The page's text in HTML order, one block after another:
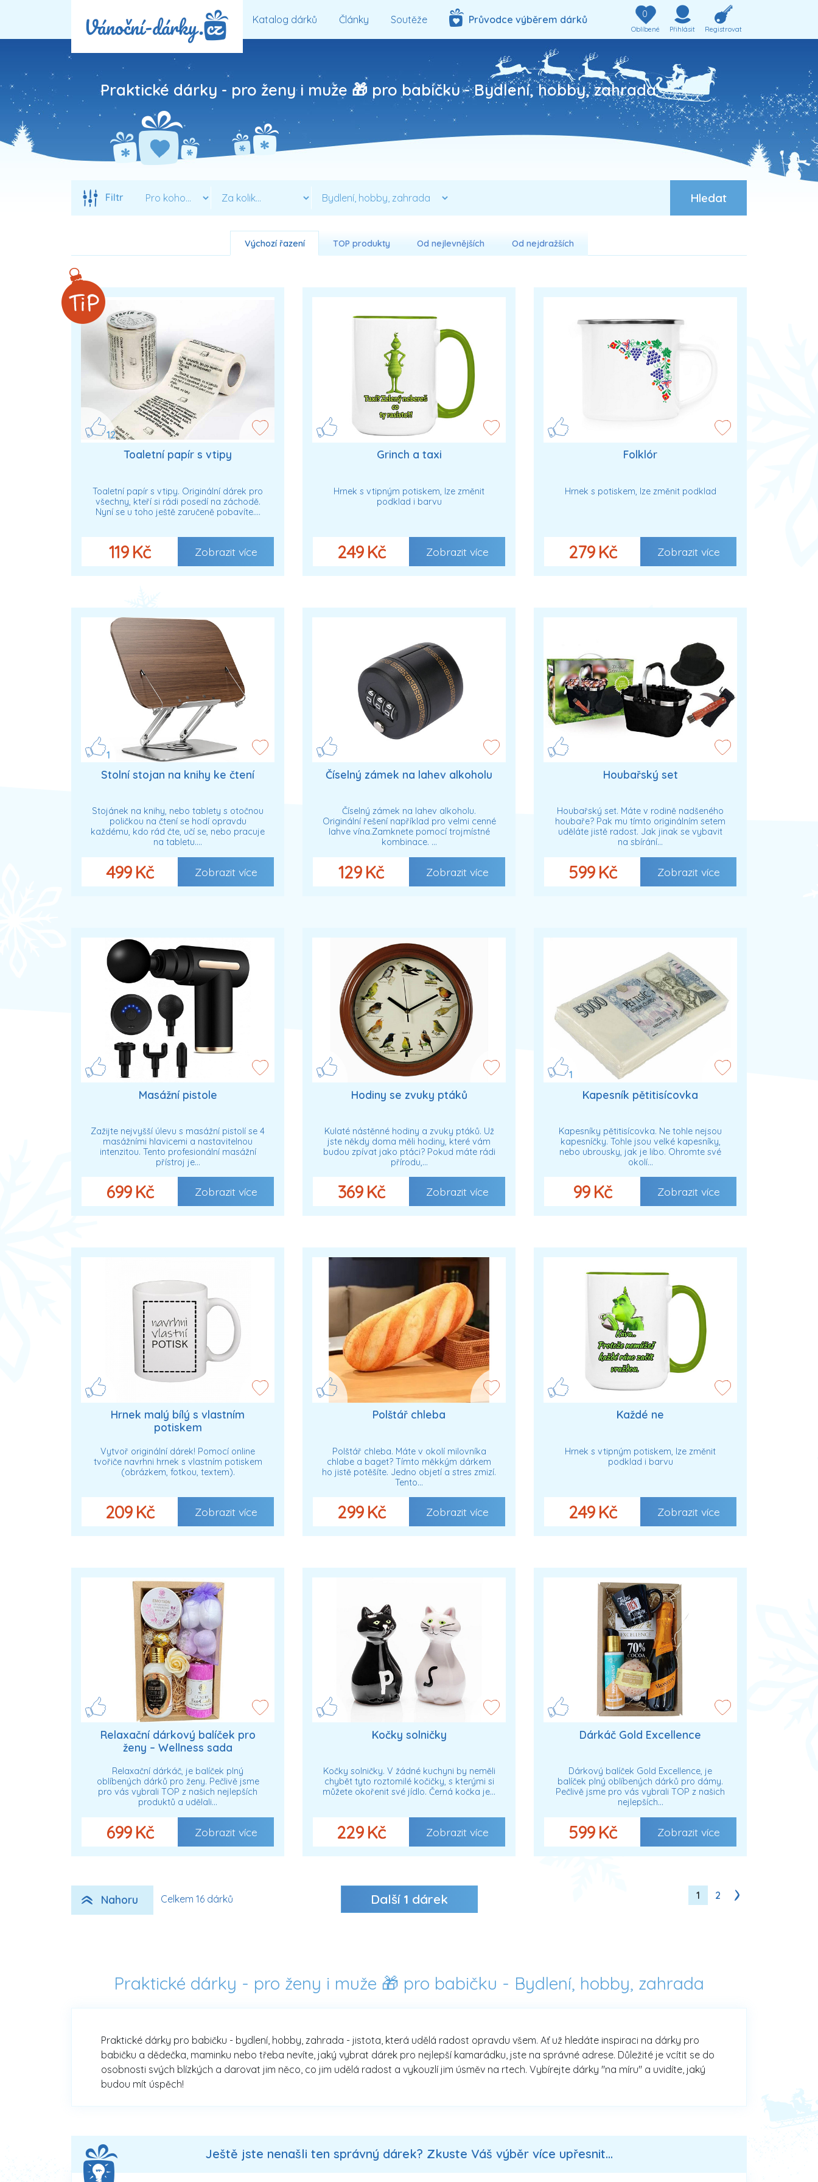
Katalog dárků Články Soutěže Průvodce výběrem dárků 0
Oblíbené Přihlásit Registrovat
Praktické dárky - pro ženy i muže 🎁 pro babičku -Bydlení, hobby, zahrada
Filtr
Výchozí řazení TOP produkty Od nejlevnějších Od nejdražších
12
Toaletní papír s vtipy
Toaletní papír s vtipy. Originální dárek pro
všechny, kteří si rádi posedí na záchodě.
Nyní se u toho ještě zaručeně pobavíte.…
119 Kč Zobrazit více
Grinch a taxi
Hrnek s vtipným potiskem, lze změnit
podklad i barvu
249 Kč Zobrazit více
Folklór
Hrnek s potiskem, lze změnit podklad
279 Kč Zobrazit více
1
Stolní stojan na knihy ke čtení
Stojánek na knihy, nebo tablety s otočnou
poličkou na čtení se hodí opravdu
každému, kdo rád čte, učí se, nebo pracuje
na tabletu.…
499 Kč Zobrazit více
Číselný zámek na lahev alkoholu
Číselný zámek na lahev alkoholu.
Originální řešení například pro velmi cenné
lahve vína.Zamknete pomocí trojmístné
kombinace. …
129 Kč Zobrazit více
Houbařský set
Houbařský set. Máte v rodině nadšeného
houbaře? Pak mu tímto originálním setem
uděláte jistě radost. Jak jinak se vybavit
na sbírání…
599 Kč Zobrazit více
Masážní pistole
Zažijte nejvyšší úlevu s masážní pistolí se 4
masážními hlavicemi a nastavitelnou
intenzitou. Tento profesionální masážní
přístroj je…
699 Kč Zobrazit více
Hodiny se zvuky ptáků
Kulaté nástěnné hodiny a zvuky ptáků. Už
jste někdy doma měli hodiny, které vám
budou zpívat jako ptáci? Pokud máte rádi
přírodu,…
369 Kč Zobrazit více
1
Kapesník pětitisícovka
Kapesníky pětitisícovka. Ne tohle nejsou
kapesníčky. Tohle jsou velké kapesníky,
nebo ubrousky, jak je libo. Ohromte své
okolí…
99 Kč Zobrazit více
Hrnek malý bílý s vlastním
potiskem
Vytvoř originální dárek! Pomocí online
tvořiče navrhni hrnek s vlastním potiskem
(obrázkem, fotkou, textem).
209 Kč Zobrazit více
Polštář chleba
Polštář chleba. Máte v okolí milovníka
chlabe a baget? Tímto měkkým dárkem
ho jistě potěšíte. Jedno objetí a stres zmizí.
Tento…
299 Kč Zobrazit více
Každé ne
Hrnek s vtipným potiskem, lze změnit
podklad i barvu
249 Kč Zobrazit více
Relaxační dárkový balíček pro
ženy – Wellness sada
Relaxační dárkáč, je balíček plný
oblíbených dárků pro ženy. Pečlivě jsme
pro vás vybrali TOP z našich nejlepších
produktů a udělali…
699 Kč Zobrazit více
Kočky solničky
Kočky solničky. V žádné kuchyni by neměli
chybět tyto roztomilé kočičky, s kterými si
můžete okořenit své jídlo. Černá kočka je…
229 Kč Zobrazit více
Dárkáč Gold Excellence
Dárkový balíček Gold Excellence, je
balíček plný oblíbených dárků pro dámy.
Pečlivě jsme pro vás vybrali TOP z našich
nejlepších…
599 Kč Zobrazit více
Nahoru Celkem 16 dárků Další 1 dárek 1 2
Praktické dárky - pro ženy i muže 🎁 pro babičku - Bydlení, hobby, zahrada
Praktické dárky pro babičku - bydlení, hobby, zahrada - jistota, která udělá radost opravdu všem. Ať už hledáte inspiraci na dárky pro
babičku a dědečka, maminku nebo třeba nevíte, jaký vybrat dárek pro nejlepší kamarádku, jste na správné adrese. Důležité je vcítit se do
osobnosti svých blízkých a darovat jim něco, co jim udělá radost a vykouzlí jim úsměv na rtech. Vybírejte dárky "na míru" a uvidíte, jaký
budou mít úspěch!
Ještě jste nenašli ten správný dárek? Zkuste Váš výběr více upřesnit...